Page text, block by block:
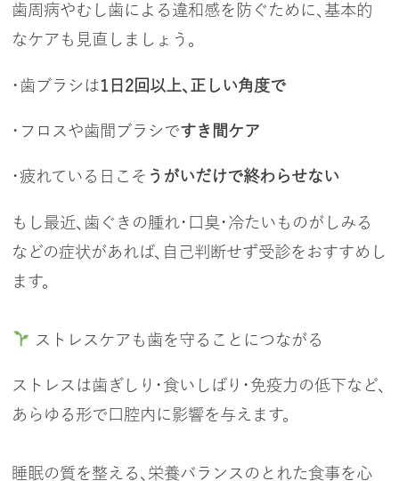
歯周病やむし歯による違和感を防ぐために、基本的
なケアも見直しましょう。
・歯ブラシは 1日2回以上、正しい角度で
・フロスや歯間ブラシですき間ケア
・疲れている日こそ うがいだけで終わらせない
もし最近、歯ぐきの腫れ・口臭・冷たいものがしみる
などの症状があれば、自己判断せず受診をおすすめし
ます。
ストレスケアも歯を守ることにつながる
ストレスは歯ぎしり・食いしばり・免疫力の低下など、
あらゆる形で口腔内に影響を与えます。
睡眠の質を整える、栄養バランスのとれた食事を心